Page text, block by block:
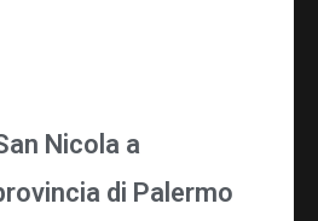
Nicola a
di Palermo